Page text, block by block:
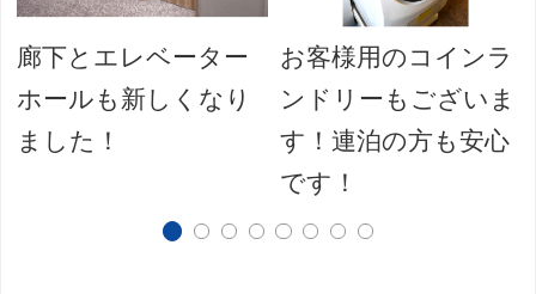
廊下とエレベーター
ホールも新しくなり
ました！
お客様用のコインラ
ンドリーもございま
す！連泊の方も安心
です！